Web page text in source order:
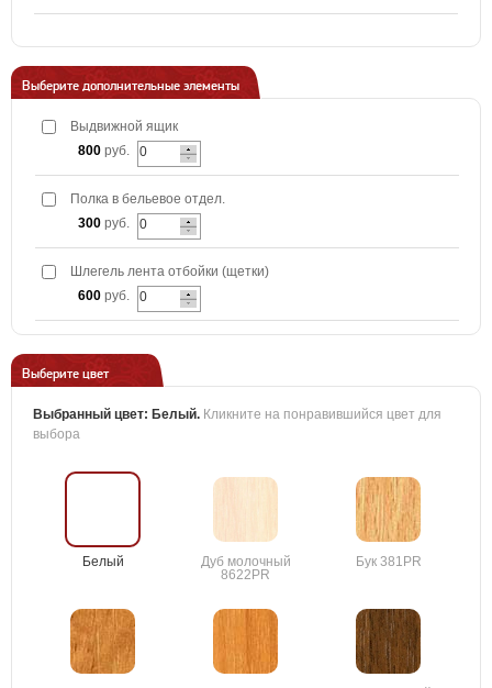
Выберите дополнительные элементы
Выдвижной ящик
800 руб.
Полка в бельевое отдел.
300 руб.
Шлегель лента отбойки (щетки)
600 руб.
Выберите цвет
Выбранный цвет: Белый. Кликните на понравившийся цвет для
выбора
Белый
Дуб молочный
8622PR
Бук 381PR